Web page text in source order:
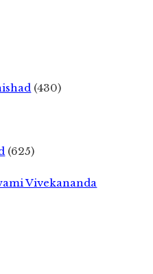
(430)
(625)
Vivekananda